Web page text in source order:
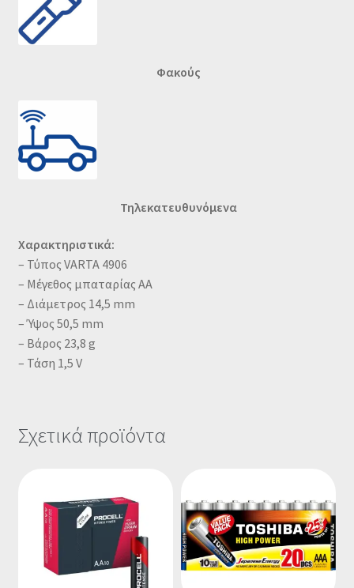
Φακούς
Τηλεκατευθυνόμενα
Χαρακτηριστικά:
– Τύπος VARTA 4906
– Μέγεθος μπαταρίας AA
– Διάμετρος 14,5 mm
– Ύψος 50,5 mm
– Βάρος 23,8 g
– Τάση 1,5 V
Σχετικά προϊόντα